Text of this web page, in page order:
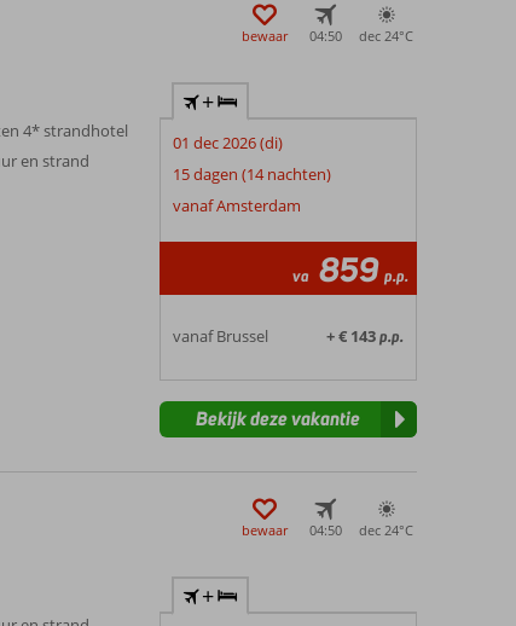
bewaar 04:50 dec 24°C
4* strandhotel
en strand
+
01 dec 2026 (di)
15 dagen (14 nachten)
vanaf Amsterdam
va 859 p.p.
vanaf Brussel + € 143p.p.
Bekijk deze vakantie
bewaar 04:50 dec 24°C
+